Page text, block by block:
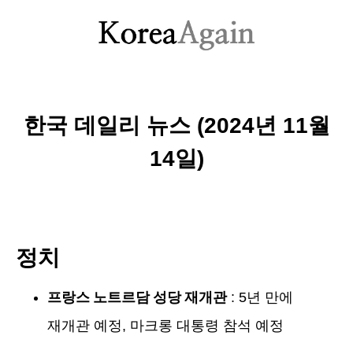
한국 데일리 뉴스 (2024년 11월
14일)
정치
프랑스 노트르담 성당 재개관: 5년 만에
재개관 예정, 마크롱 대통령 참석 예정